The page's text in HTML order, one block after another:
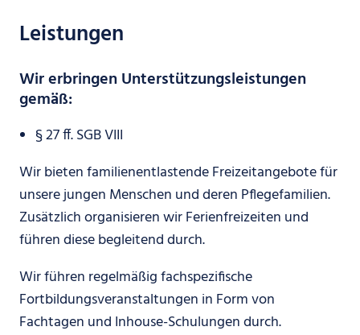
Leistungen
Wir erbringen Unterstützungsleistungen
gemäß:
§ 27 ff. SGB VIII
Wir bieten familienentlastende Freizeitangebote für
unsere jungen Menschen und deren Pflegefamilien.
Zusätzlich organisieren wir Ferienfreizeiten und
führen diese begleitend durch.
Wir führen regelmäßig fachspezifische
Fortbildungsveranstaltungen in Form von
Fachtagen und Inhouse-Schulungen durch.